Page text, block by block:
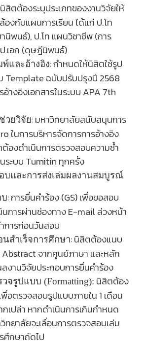
นิสิตต้องระบุประเภทของงานวิจัยให้
งกับแผนการเรียน ได้แก่ ป.โท
นิพนธ์), ป.โท แผนวิชาชีพ (การ
.เอก (ดุษฎีนิพนธ์)
และอ้างอิง:กำหนดให้นิสิตใช้รูป
Template ฉบับปรับปรุงปี 2568
างอิงเอกสารในระบบ APA 7th
วยวิจัย:มหาวิทยาลัยสนับสนุนการ
ในการบริหารจัดการการอ้างอิง
องดำเนินการตรวจสอบความซ้ำ
ระบบ Turnitin ทุกครั้ง
บและการส่งเล่มผลงานสมบูรณ์
:การยื่นคำร้อง (GS) เพื่อขอสอบ
นการผ่านช่องทาง E-mail ล่วงหน้า
การก่อนวันสอบ
สำเร็จการศึกษา:นิสิตต้องแนบ
Abstract จากศูนย์ภาษา และหลัก
งานวิจัยประกอบการยื่นคำร้อง
วจรูปแบบ (Formatting): นิสิตต้อง
พื่อตรวจสอบรูปแบบภายใน 1 เดือน
เปล่า หากดำเนินการเกินกำหนด
ทยาลัยจะเลื่อนการตรวจสอบเล่ม
ศึกษาถัดไป